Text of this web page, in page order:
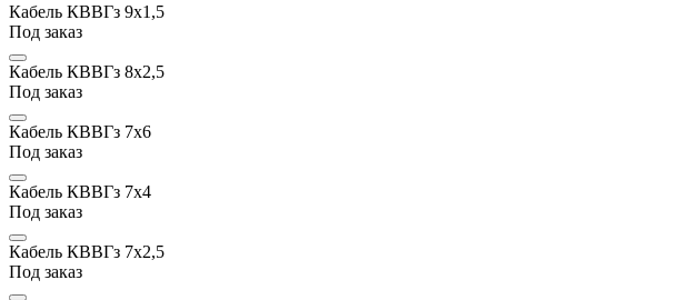
Кабель КВВГз 9х1,5
Под заказ
Кабель КВВГз 8х2,5
Под заказ
Кабель КВВГз 7х6
Под заказ
Кабель КВВГз 7х4
Под заказ
Кабель КВВГз 7х2,5
Под заказ